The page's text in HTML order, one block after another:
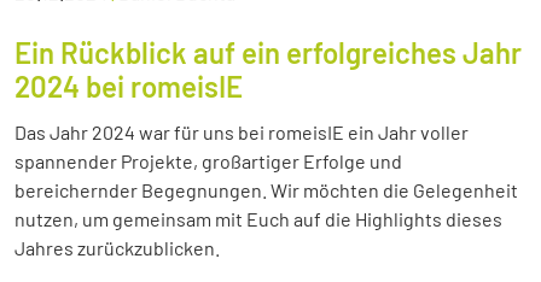
Ein Rückblick auf ein erfolgreiches Jahr
2024 bei romeisIE
Das Jahr 2024 war für uns bei romeisIE ein Jahr voller
spannender Projekte, großartiger Erfolge und
bereichernder Begegnungen. Wir möchten die Gelegenheit
nutzen, um gemeinsam mit Euch auf die Highlights dieses
Jahres zurückzublicken.